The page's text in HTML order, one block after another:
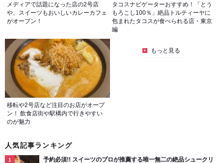
メディアで話題になった店の2号店
や、スイーツもおいしいカレーカフェ
がオープン！
タコスナビゲーターおすすめ！「とう
もろこし100％」絶品トルティーヤに
包まれたタコスが食べられる店・東京
編
移転や2号店など注目のお店がオープ
ン！ 飲食店街や駅構内で行きやすい
のが魅力
もっと見る
人気記事ランキング
予約必須!! スイーツのプロが推薦する唯一無二の絶品シュークリ